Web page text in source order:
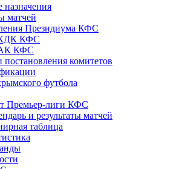
назначения
матчей
Президиума КФС
КФС
КФС
комитетов
футбола
Премьер-лиги КФС
и результаты матчей
таблица